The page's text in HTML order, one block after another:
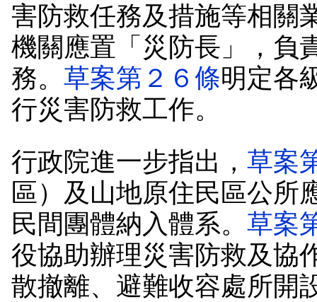
害防救任務及措施等相關
機關應置「災防長」，負
務。 草案第２６條明定各
行災害防救工作。
行政院進一步指出， 草案
區）及山地原住民區公所
民間團體納入體系。 草案
役協助辦理災害防救及協
散撤離、避難收容處所開